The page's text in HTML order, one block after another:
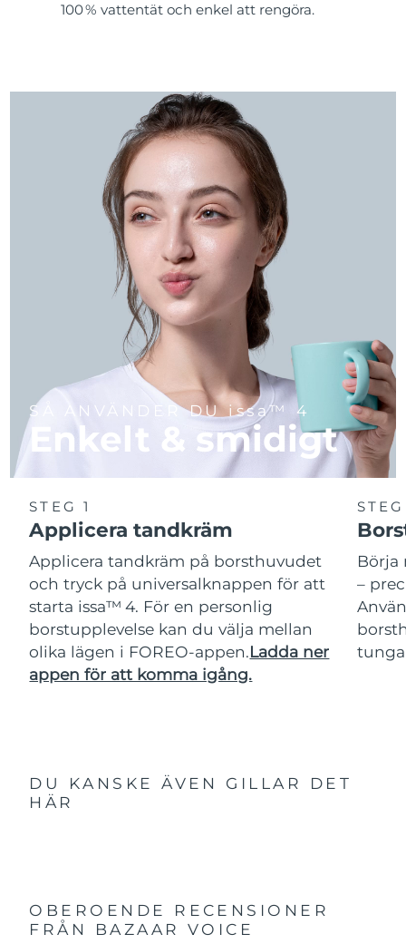
100 % vattentät och enkel att rengöra.
SÅ ANVÄNDER DU issa™ 4
Enkelt & smidigt
STEG 1
Applicera tandkräm
Applicera tandkräm på borsthuvudet
och tryck på universalknappen för att
starta issa™ 4. För en personlig
borstupplevelse kan du välja mellan
olika lägen i FOREO-appen.Ladda ner
appen för att komma igång.
Börja
–
DU KANSKE ÄVEN GILLAR DET
HÄR
OBEROENDE RECENSIONER
FRÅN BAZAAR VOICE